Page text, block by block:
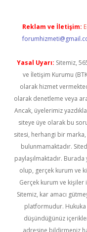
Reklam ve İletişim:
Yasal Uyarı: Sitemiz,
ve İletişim Kurumu
olarak hizmet
olarak denetleme veya
Ancak, üyelerimiz
siteye üye olarak bu
sitesi, herhangi bir marka,
bulunmamaktadır.
paylaşılmaktadır.
olup, gerçek kurum ve
Gerçek kurum ve
Sitemiz, kar amacı
platformudur. Hukuka
düşündüğünüz
adresine bildirmeniz